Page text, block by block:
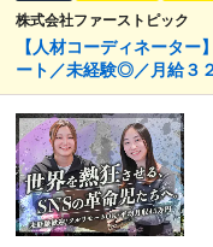
株式会社ファーストピック
【人材コーディネータ
ート／未経験◎／月給３